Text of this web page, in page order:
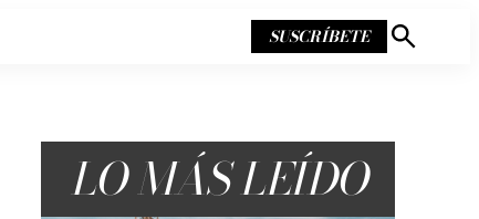
SUSCRÍBETE
Mostrar
LO MÁS LEÍDO